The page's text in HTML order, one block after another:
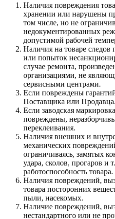
Наличия повреждения
хранении или нарушены
том числе, но не
недокументированных
допустимой рабочей
Наличия на товаре следов
или попыток
случае ремонта,
организациями, не
сервисными центрами.
Если повреждены
Поставщика или Продавца.
Если заводская
повреждены,
переклеивания.
Наличия внешних и
механических
ограничиваясь, замятых
удара, сколов, прогаров и
работоспособность товара.
Наличия повреждений,
товара посторонних
пыли, насекомых.
Наличие повреждений,
нестандартного или не